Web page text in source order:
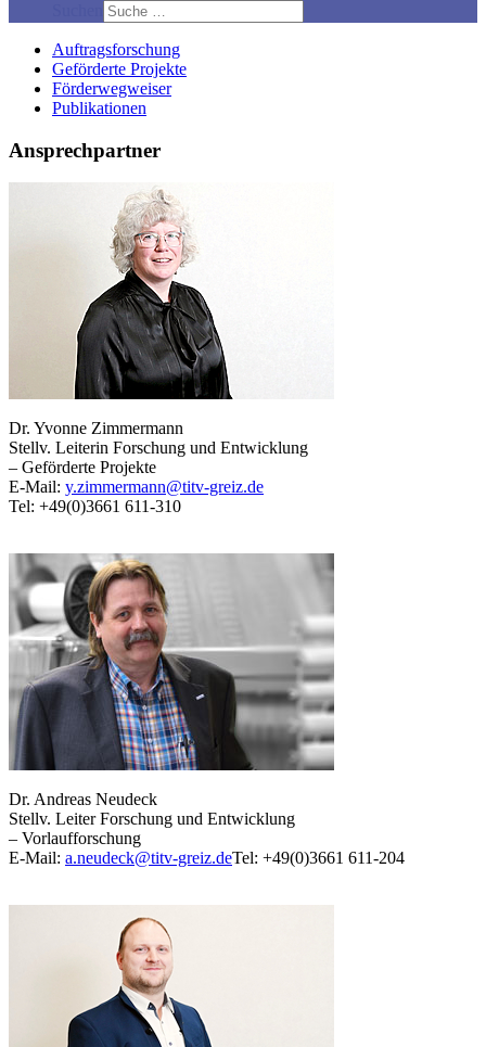
Auftragsforschung
Geförderte Projekte
Förderwegweiser
Publikationen
Ansprechpartner
Dr. Yvonne Zimmermann
Stellv. Leiterin Forschung und Entwicklung
– Geförderte Projekte
E-Mail: y.zimmermann@titv-greiz.de
Tel: +49(0)3661 611-310
Dr. Andreas Neudeck
Stellv. Leiter Forschung und Entwicklung
– Vorlaufforschung
E-Mail: a.neudeck@titv-greiz.deTel: +49(0)3661 611-204